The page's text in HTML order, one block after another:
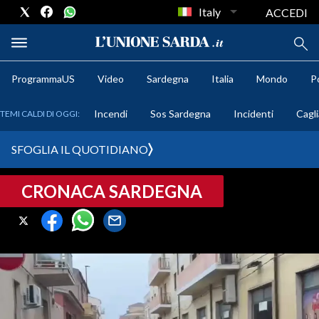
VIDEO
CAGLIARI
PROVINCIA DI CAGLIARI
SULCIS IGLESIENTE
Italy ACCEDI
ProgrammaUS Video Sardegna Italia Mondo
TEMI CALDI DI OGGI: Incendi Sos Sardegna Incidenti
SFOGLIA IL QUOTIDIANO
CRONACA SARDEGNA